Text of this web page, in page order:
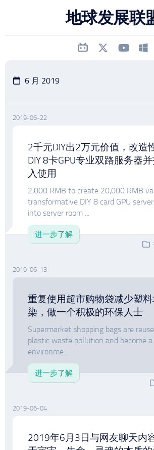
地球发展联
6 月 2019
2019-06-22
2千元DIY出2万元价值，改造
DIY 8卡GPU专业双路服务器
入使用
2,000 RMB to create 20,000 RMB
transformative DIY 8 card GPU
into server room ...
进一步了解
2019-06-13
重复使用超市购物袋减少塑
染，做一个积极的环保人士
Supermarket shopping bags are
plastic waste pollution and become
environme...
进一步了解
2019-06-04
2019年6月3日与网友聊天内